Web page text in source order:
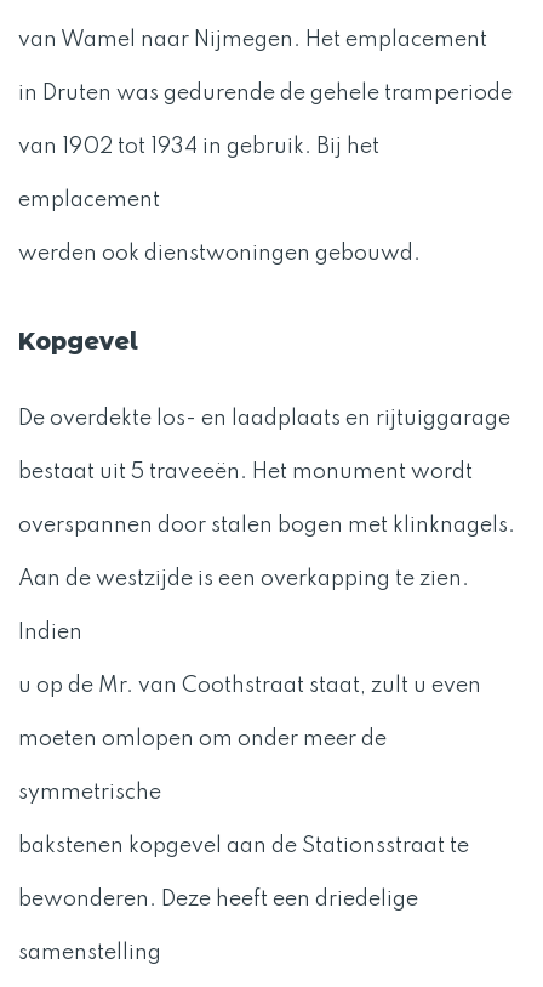
van Wamel naar Nijmegen. Het emplacement
in Druten was gedurende de gehele tramperiode
van 1902 tot 1934 in gebruik. Bij het
emplacement
werden ook dienstwoningen gebouwd.
Kopgevel
De overdekte los- en laadplaats en rijtuiggarage
bestaat uit 5 traveeën. Het monument wordt
overspannen door stalen bogen met klinknagels.
Aan de westzijde is een overkapping te zien.
Indien
u op de Mr. van Coothstraat staat, zult u even
moeten omlopen om onder meer de
symmetrische
bakstenen kopgevel aan de Stationsstraat te
bewonderen. Deze heeft een driedelige
samenstelling